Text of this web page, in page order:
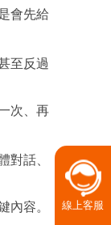
會先給
至反過
次、再
對話、
內容。 線上客服